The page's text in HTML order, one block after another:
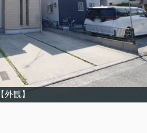
【外観】